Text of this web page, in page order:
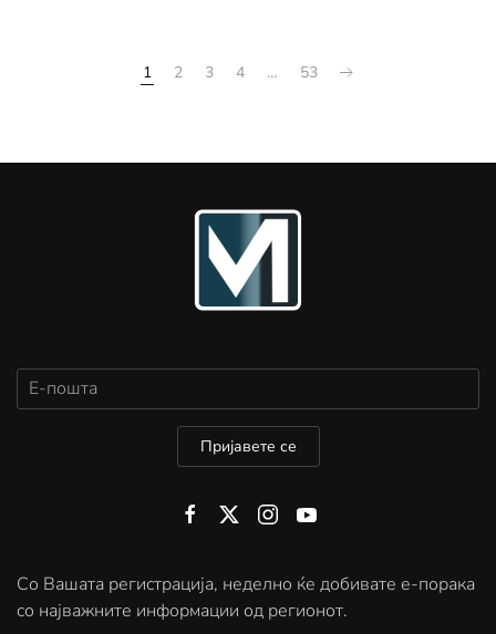
1 2 3 4 … 53
Пријавете се
Со Вашата регистрација, неделно ќе добивате е-порака
со најважните информации од регионот.